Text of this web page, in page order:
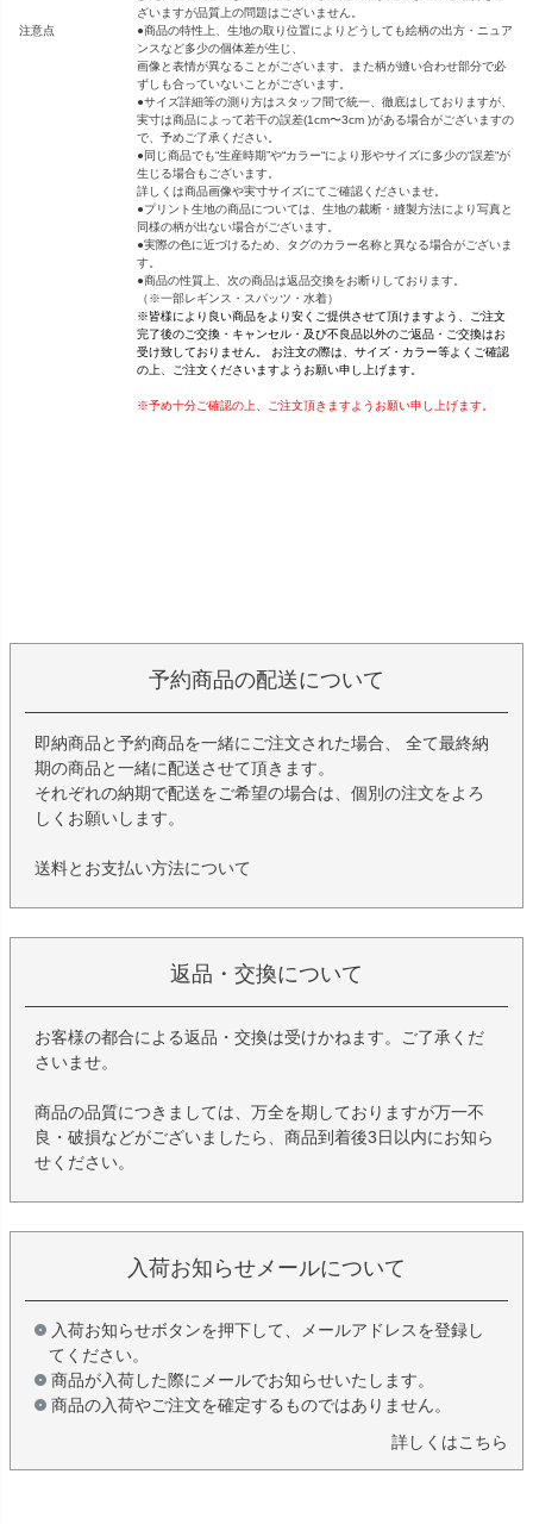
注意点
ざいますが品質上の問題はございません。
●商品の特性上、生地の取り位置によりどうしても絵柄の出方・ニュア
ンスなど多少の個体差が生じ、
画像と表情が異なることがございます。また柄が縫い合わせ部分で必
ずしも合っていないことがございます。
●サイズ詳細等の測り方はスタッフ間で統一、徹底はしておりますが、
実寸は商品によって若干の誤差(1cm〜3cm )がある場合がございますの
で、予めご了承ください。
●同じ商品でも“生産時期”や“カラー“により形やサイズに多少の“誤差“が
生じる場合もございます。
詳しくは商品画像や実寸サイズにてご確認くださいませ。
●プリント生地の商品については、生地の裁断・縫製方法により写真と
同様の柄が出ない場合がございます。
●実際の色に近づけるため、タグのカラー名称と異なる場合がございま
す。
●商品の性質上、次の商品は返品交換をお断りしております。
（※一部レギンス・スパッツ・水着）
※皆様により良い商品をより安くご提供させて頂けますよう、ご注文
完了後のご交換・キャンセル・及び不良品以外のご返品・ご交換はお
受け致しておりません。 お注文の際は、サイズ・カラー等よくご確認
の上、ご注文くださいますようお願い申し上げます。
※予め十分ご確認の上、ご注文頂きますようお願い申し上げます。
予約商品の配送について
即納商品と予約商品を一緒にご注文された場合、 全て最終納
期の商品と一緒に配送させて頂きます。
それぞれの納期で配送をご希望の場合は、個別の注文をよろ
しくお願いします。
送料とお支払い方法について
返品・交換について
お客様の都合による返品・交換は受けかねます。ご了承くだ
さいませ。
商品の品質につきましては、万全を期しておりますが万一不
良・破損などがございましたら、商品到着後3日以内にお知ら
せください。
入荷お知らせメールについて
入荷お知らせボタンを押下して、メールアドレスを登録し
てください。
商品が入荷した際にメールでお知らせいたします。
商品の入荷やご注文を確定するものではありません。
詳しくはこちら